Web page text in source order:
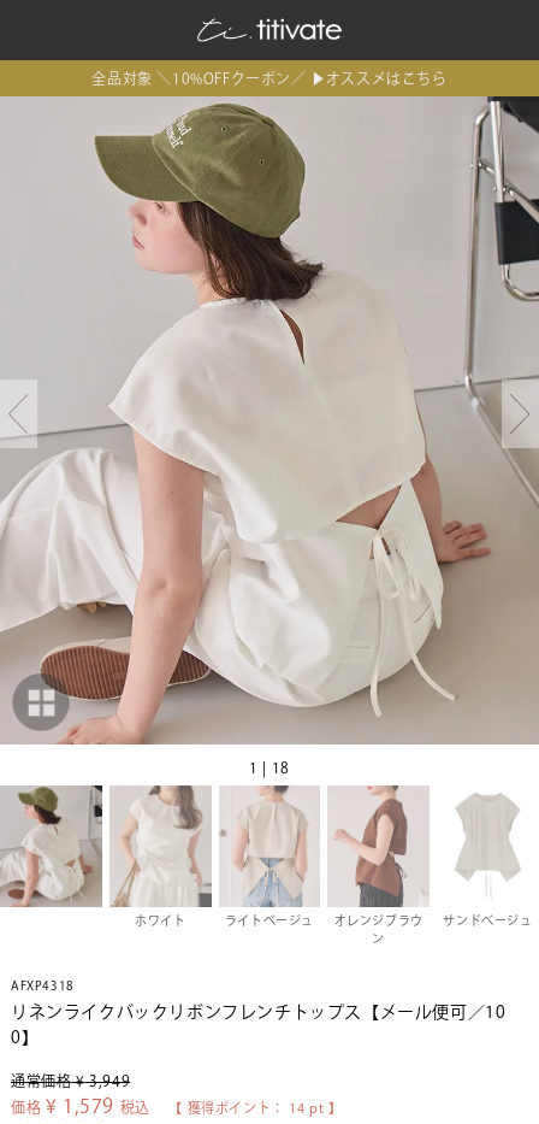
全品対象 ＼10%OFFクーポン／ ▶オススメはこちら
1 | 18
ホワイト ライトベージュ
オレンジブラウ
ン
サンドベージュ
AFXP4318
リネンライクバックリボンフレンチトップス【メール便可／10
0】
通常価格 ¥ 3,949
価格 ¥ 1,579 税込 【 獲得ポイント： 14 pt 】